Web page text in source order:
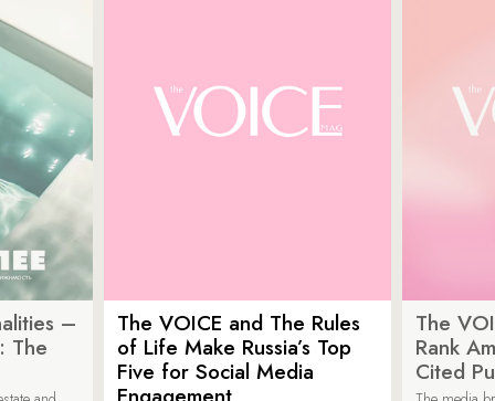
–
The
The VOICE and The Rules
of Life Make Russia’s Top
Five for Social Media
The
Rank
Cited